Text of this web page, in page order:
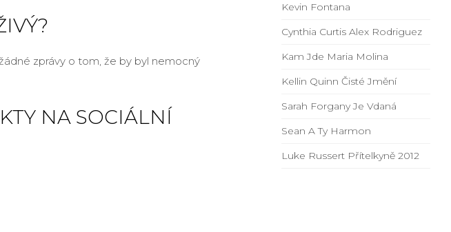
zprávy o tom, že by byl nemocný
NA SOCIÁLNÍ
Kevin Fontana
Cynthia Curtis Alex Rodriguez
Kam Jde Maria Molina
Kellin Quinn Čisté Jmění
Sarah Forgany Je Vdaná
Sean A Ty Harmon
Luke Russert Přítelkyně 2012